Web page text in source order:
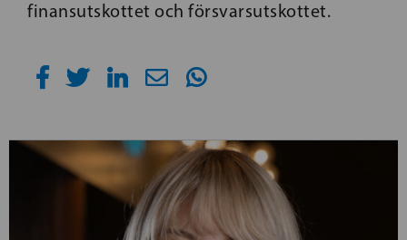
finansutskottet och försvarsutskottet.